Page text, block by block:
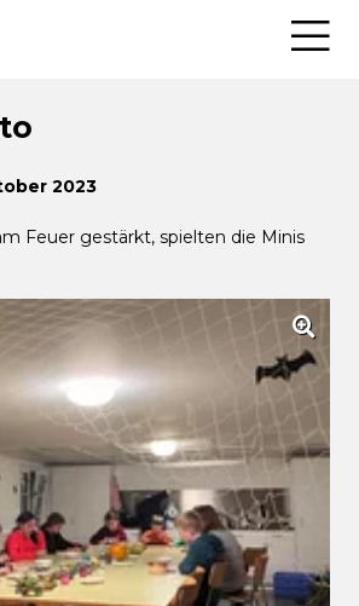
2023
Feuer gestärkt, spielten die Minis